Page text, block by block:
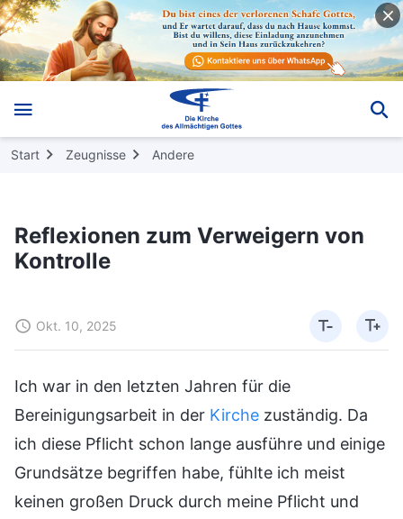
Start Zeugnisse Andere
Reflexionen zum Verweigern von
Kontrolle
Okt. 10, 2025
Ich war in den letzten Jahren für die
Bereinigungsarbeit in der Kirche zuständig. Da
ich diese Pflicht schon lange ausführe und einige
Grundsätze begriffen habe, fühlte ich meist
keinen großen Druck durch meine Pflicht und